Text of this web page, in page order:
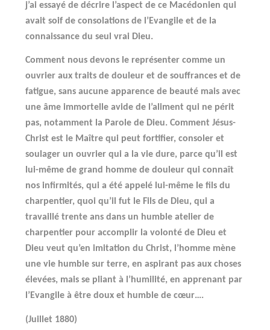
j’ai essayé de décrire l’aspect de ce Macédonien qui
avait soif de consolations de l’Evangile et de la
connaissance du seul vrai Dieu.
Comment nous devons le représenter comme un
ouvrier aux traits de douleur et de souffrances et de
fatigue, sans aucune apparence de beauté mais avec
une âme immortelle avide de l’aliment qui ne périt
pas, notamment la Parole de Dieu. Comment Jésus-
Christ est le Maître qui peut fortifier, consoler et
soulager un ouvrier qui a la vie dure, parce qu’il est
lui-même de grand homme de douleur qui connaît
nos infirmités, qui a été appelé lui-même le fils du
charpentier, quoi qu’il fut le Fils de Dieu, qui a
travaillé trente ans dans un humble atelier de
charpentier pour accomplir la volonté de Dieu et
Dieu veut qu’en imitation du Christ, l’homme mène
une vie humble sur terre, en aspirant pas aux choses
élevées, mais se pliant à l’humilité, en apprenant par
l’Evangile à être doux et humble de cœur….
(Juillet 1880)